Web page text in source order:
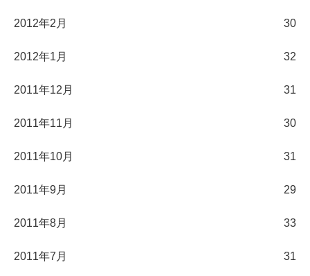
2012年2月 30
2012年1月 32
2011年12月 31
2011年11月 30
2011年10月 31
2011年9月 29
2011年8月 33
2011年7月 31